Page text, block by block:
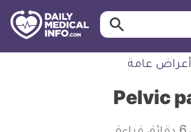
ابحث…
أعراض عامة